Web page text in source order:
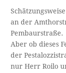
an der
Pembaurstraße.
Aber ob dieses
der
nur Herr Roilo